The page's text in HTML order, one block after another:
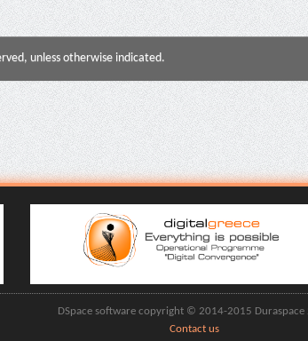
unless otherwise indicated.
DSpace software copyright © 2014-2015 Duraspace
Contact us